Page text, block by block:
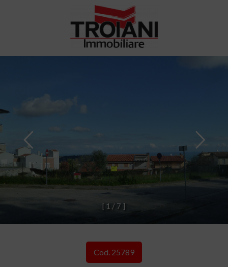
[ 1 / 7 ]
Cod. 25789